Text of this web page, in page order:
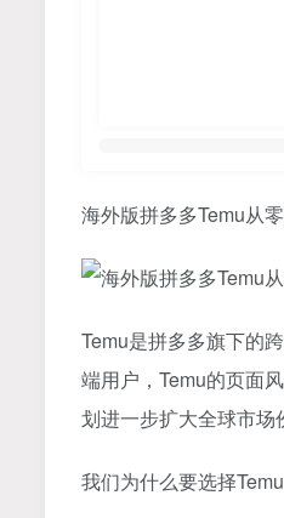
海外版拼多多Temu从
Temu是拼多多旗下的
端用户，Temu的页面
划进一步扩大全球市场
我们为什么要选择Temu